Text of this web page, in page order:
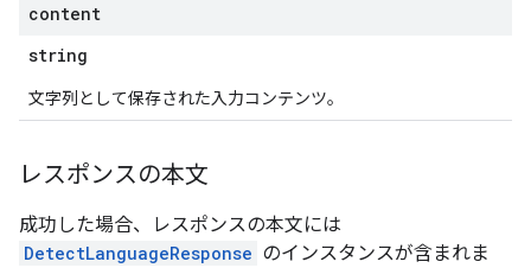
content
string
文字列として保存された入力コンテンツ。
レスポンスの本文
成功した場合、レスポンスの本文には
DetectLanguageResponse のインスタンスが含まれま